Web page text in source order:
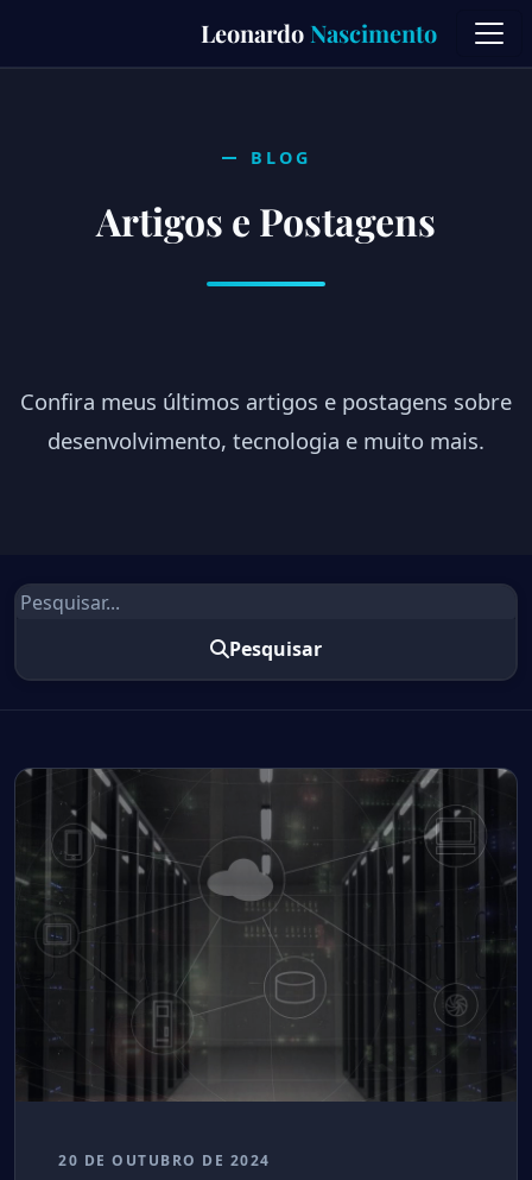
content
Leonardo Nascimento
BLOG
Artigos e Postagens
Confira meus últimos artigos e postagens sobre
desenvolvimento, tecnologia e muito mais.
Pesquisar
20 DE OUTUBRO DE 2024